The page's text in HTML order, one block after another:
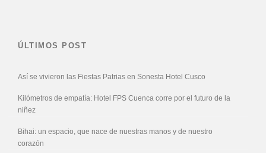
ÚLTIMOS POST
Así se vivieron las Fiestas Patrias en Sonesta Hotel Cusco
Kilómetros de empatía: Hotel FPS Cuenca corre por el futuro de la
niñez
Bihai: un espacio, que nace de nuestras manos y de nuestro
corazón